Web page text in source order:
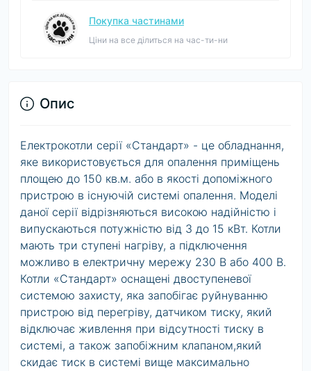
Покупка частинами
Ціни на все ділиться на час-ти-ни
Опис
Електрокотли серії «Стандарт» - це обладнання,
яке використовується для опалення приміщень
площею до 150 кв.м. або в якості допоміжного
пристрою в існуючій системі опалення. Моделі
даної серії відрізняються високою надійністю і
випускаються потужністю від 3 до 15 кВт. Котли
мають три ступені нагріву, а підключення
можливо в електричну мережу 230 В або 400 В.
Котли «Стандарт» оснащені двоступеневої
системою захисту, яка запобігає руйнуванню
пристрою від перегріву, датчиком тиску, який
відключає живлення при відсутності тиску в
системі, а також запобіжним клапаном,який
скидає тиск в системі вище максимально